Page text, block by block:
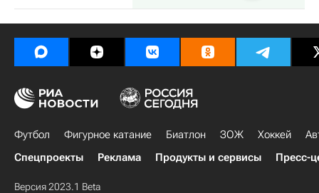
Футбол Фигурное катание Биатлон ЗОЖ Хоккей
Спецпроекты
Реклама Продукты и сервисы Пресс-
Версия 2023.1 Beta